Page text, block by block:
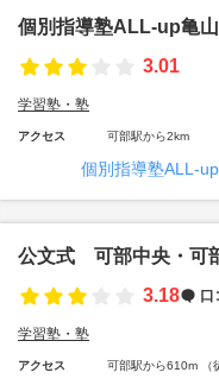
個別指導塾ALL-up亀
3.01
学習塾・塾
アクセス 可部駅から2km
個別指導塾ALL-
公文式 可部中央・可
3.18
口
学習塾・塾
アクセス 可部駅から610m （